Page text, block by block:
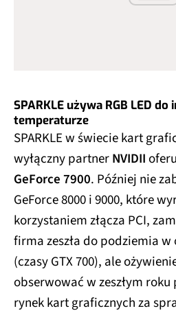
SPARKLE używa RGB LED
temperaturze
SPARKLE w świecie kart
wyłączny partnerNVIDII
GeForce 7900. Później nie
GeForce 8000 i 9000, które
korzystaniem złącza PCI,
firma zeszła do podziemia w
(czasy GTX 700), ale
obserwować w zeszłym
rynek kart graficznych za